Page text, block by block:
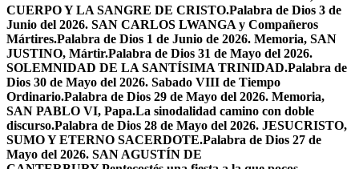
CUERPO Y LA SANGRE DE CRISTO.Palabra de Dios 3 de
Junio del 2026. SAN CARLOS LWANGA y Compañeros
Mártires.Palabra de Dios 1 de Junio de 2026. Memoria, SAN
JUSTINO, Mártir.Palabra de Dios 31 de Mayo del 2026.
SOLEMNIDAD DE LA SANTÍSIMA TRINIDAD.Palabra de
Dios 30 de Mayo del 2026. Sabado VIII de Tiempo
Ordinario.Palabra de Dios 29 de Mayo del 2026. Memoria,
SAN PABLO VI, Papa.La sinodalidad camino con doble
discurso.Palabra de Dios 28 de Mayo del 2026. JESUCRISTO,
SUMO Y ETERNO SACERDOTE.Palabra de Dios 27 de
Mayo del 2026. SAN AGUSTÍN DE